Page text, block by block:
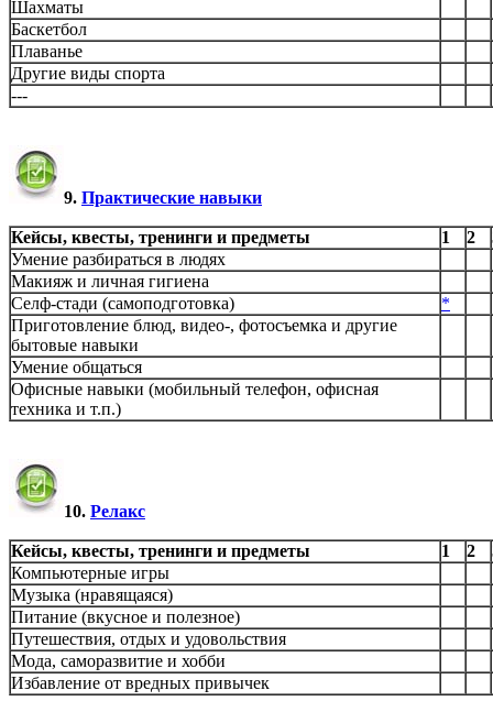
Шахматы
Баскетбол
Плаванье
Другие виды спорта
---
9. Практические навыки
Кейсы, квесты, тренинги и предметы 1 2
Умение разбираться в людях
Макияж и личная гигиена
Селф-стади (самоподготовка)
*
Приготовление блюд, видео-, фотосъемка и другие
бытовые навыки
Умение общаться
Офисные навыки (мобильный телефон, офисная
техника и т.п.)
10. Релакс
Кейсы, квесты, тренинги и предметы 1 2
Компьютерные игры
Музыка (нравящаяся)
Питание (вкусное и полезное)
Путешествия, отдых и удовольствия
Мода, саморазвитие и хобби
Избавление от вредных привычек